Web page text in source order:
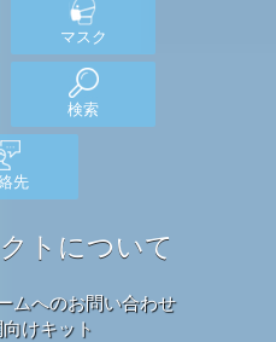
マスク
検索
先
トについて
ムへのお問い合わせ
けキット